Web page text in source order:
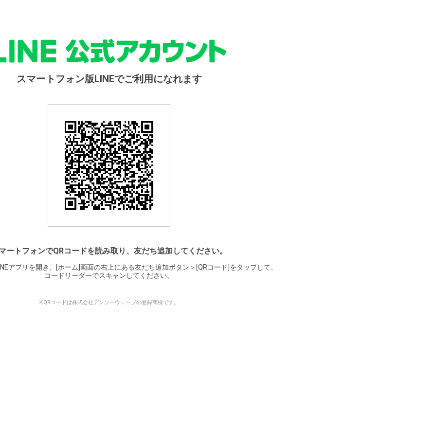
スマートフォン版LINEでご利用になれます
ートフォンでQRコードを読み取り、友だち追加してください。
アプリを開き、[ホーム]画面の右上にある友だち追加ボタン＞[QRコード]をタップして、
コードリーダーでスキャンしてください。
※QRコードは株式会社デンソーウェーブの登録商標です。